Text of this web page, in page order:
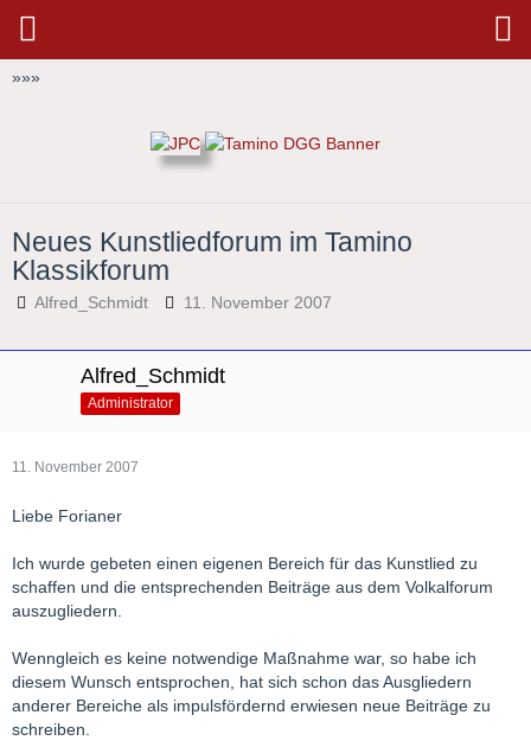
»»»
Neues Kunstliedforum im Tamino
Klassikforum
Alfred_Schmidt 11. November 2007
Alfred_Schmidt
Administrator
11. November 2007
Liebe Forianer
Ich wurde gebeten einen eigenen Bereich für das Kunstlied zu
schaffen und die entsprechenden Beiträge aus dem Volkalforum
auszugliedern.
Wenngleich es keine notwendige Maßnahme war, so habe ich
diesem Wunsch entsprochen, hat sich schon das Ausgliedern
anderer Bereiche als impulsfördernd erwiesen neue Beiträge zu
schreiben.